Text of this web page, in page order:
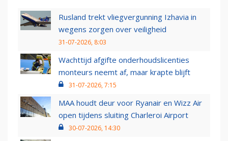
Rusland trekt vliegvergunning Izhavia in
wegens zorgen over veiligheid
31-07-2026, 8:03
Wachttijd afgifte onderhoudslicenties
monteurs neemt af, maar krapte blijft
31-07-2026, 7:15
MAA houdt deur voor Ryanair en Wizz Air
open tijdens sluiting Charleroi Airport
30-07-2026, 14:30